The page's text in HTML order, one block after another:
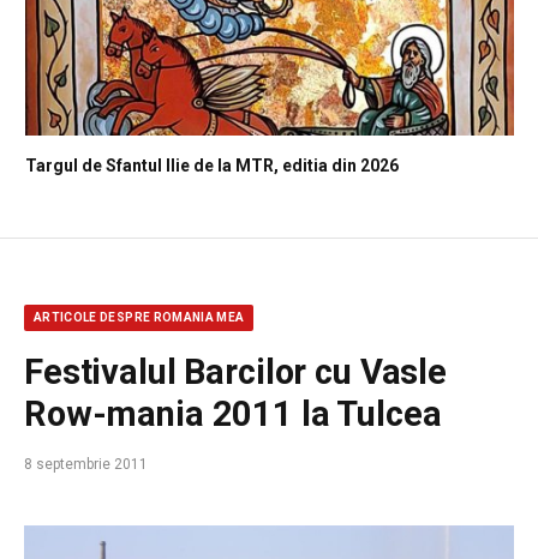
Targul de Sfantul Ilie de la MTR, editia din 2026
ARTICOLE DESPRE ROMANIA MEA
Festivalul Barcilor cu Vasle
Row-mania 2011 la Tulcea
8 septembrie 2011